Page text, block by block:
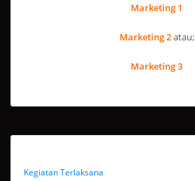
Marketing 1
Marketing 2atau;
Marketing 3
Kegiatan Terlaksana